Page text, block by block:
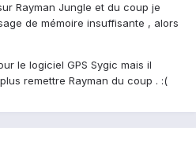
Rayman Jungle et du coup je
de mémoire insuffisante , alors
le logiciel GPS Sygic mais il
remettre Rayman du coup . :(